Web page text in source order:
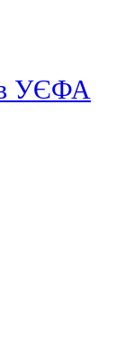
УЄФА